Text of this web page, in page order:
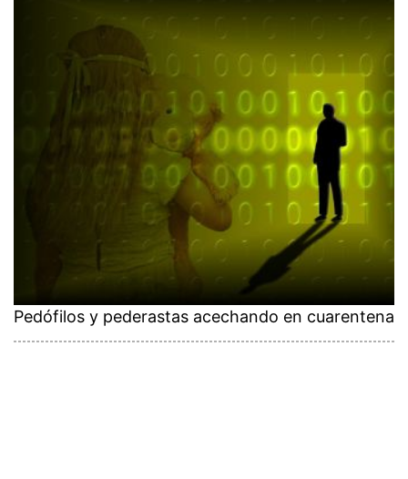
Pedófilos y pederastas acechando en cuarentena